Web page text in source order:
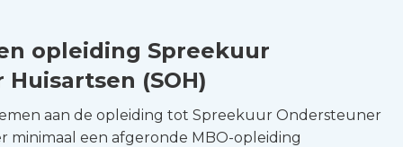
opleiding Spreekuur
(SOH)
aan de opleiding tot Spreekuur Ondersteuner
minimaal een afgeronde MBO-opleiding